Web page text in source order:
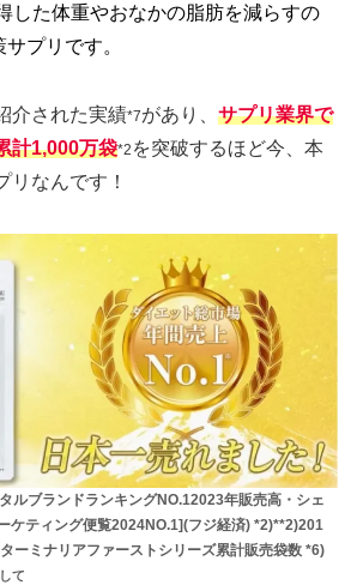
した体重やおなかの脂肪を減らすの
サプリです。
介された実績*7があり、 サプリ業界で
計1,000万袋*2 を突破するほど今、本
リなんです！
ルブランドランキングNO.12023年販売高・シェ
ケティング便覧2024NO.1](フジ経済) *2)**2)201
ーミナリアファーストシリーズ累計販売袋数 *6)
て